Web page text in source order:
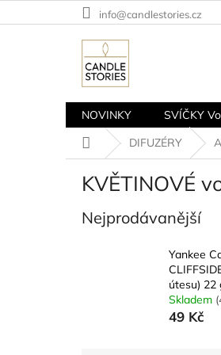
na
info@candlestories.cz
NOVINKY SVÍČKY
Domů
DIFUZÉRY
KVĚTINOVÉ
Nejprodávanější
Yankee
útesu) 22
Skladem
49 Kč